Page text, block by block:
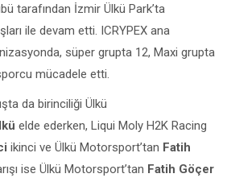
tarafından İzmir Ülkü Park’ta
ile devam etti. ICRYPEX ana
süper grupta 12, Maxi grupta
mücadele etti.
da birinciliği Ülkü
elde ederken, Liqui Moly H2K Racing
ikinci ve Ülkü Motorsport’tan Fatih
ise Ülkü Motorsport’tan Fatih Göçer